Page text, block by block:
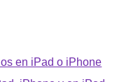
en iPad o iPhone